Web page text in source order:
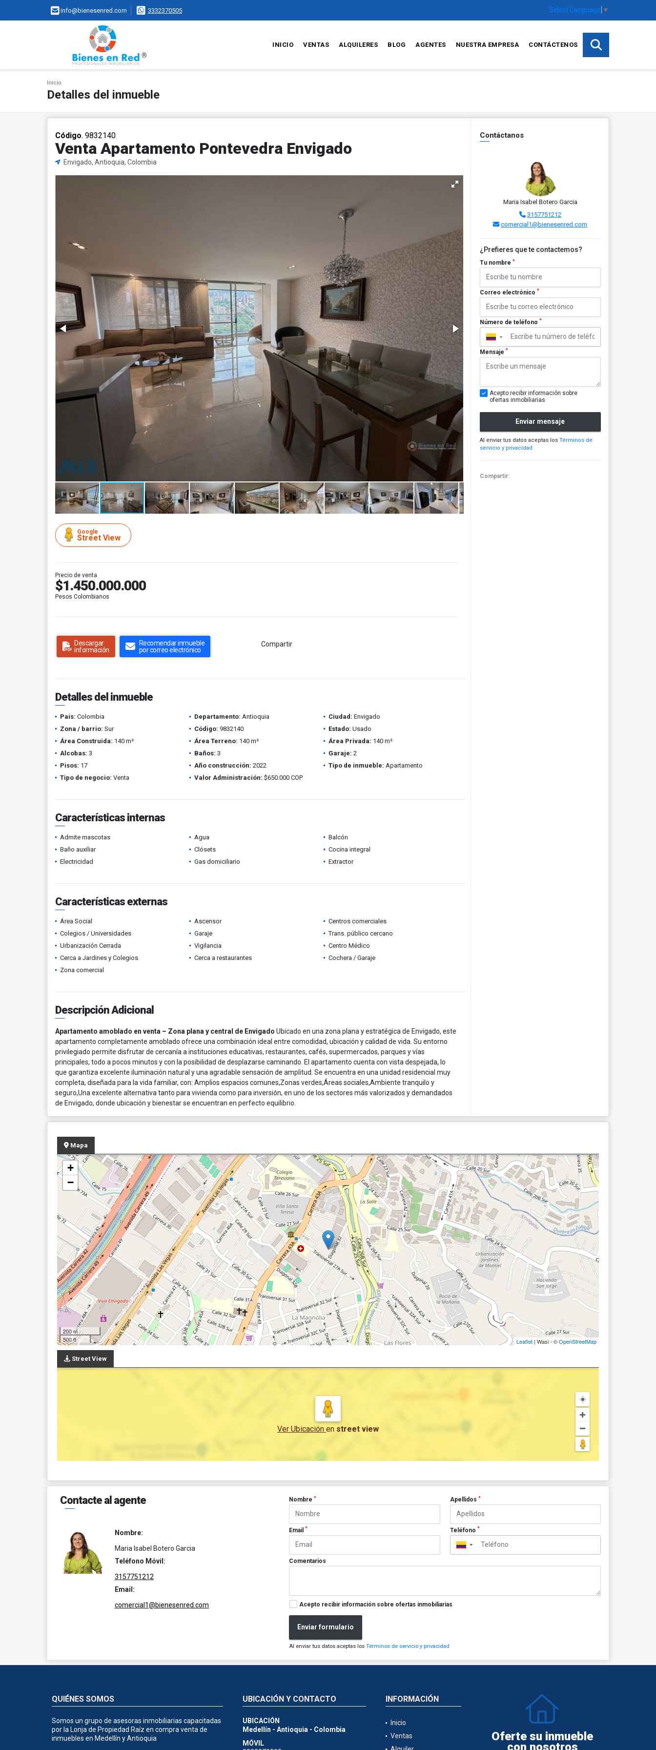
info@bienesenred.com 3332370505 Select Language ▼
INICIO VENTAS ALQUILERES BLOG AGENTES NUESTRA EMPRESA CONTÁCTENOS
Inicio
Detalles del inmueble
Código. 9832140
Venta Apartamento Pontevedra Envigado
Envigado, Antioquia, Colombia
Google
Street View
Precio de venta
$1.450.000.000
Pesos Colombianos
Descargar
información
Recomendar inmueble
por correo electrónico
Compartir
Detalles del inmueble
País: Colombia Departamento: Antioquia Ciudad: Envigado
Zona / barrio: Sur Código: 9832140 Estado: Usado
Área Construida: 140 m² Área Terreno: 140 m² Área Privada: 140 m²
Alcobas: 3 Baños: 3 Garaje: 2
Pisos: 17 Año construcción: 2022 Tipo de inmueble: Apartamento
Tipo de negocio: Venta Valor Administración: $650.000 COP
Características internas
Admite mascotas Agua
Balcón
Baño auxiliar
Clósets
Cocina integral
Electricidad
Gas domiciliario Extractor
Características externas
Área Social Ascensor
Centros comerciales
Colegios / Universidades
Garaje
Trans. público cercano
Urbanización Cerrada
Vigilancia
Centro Médico
Cerca a Jardines y Colegios
Cerca a restaurantes
Cochera / Garaje
Zona comercial
Descripción Adicional
Apartamento amoblado en venta – Zona plana y central de Envigado Ubicado en una zona plana y estratégica de Envigado, este
apartamento completamente amoblado ofrece una combinación ideal entre comodidad, ubicación y calidad de vida. Su entorno
privilegiado permite disfrutar de cercanía a instituciones educativas, restaurantes, cafés, supermercados, parques y vías
principales, todo a pocos minutos y con la posibilidad de desplazarse caminando. El apartamento cuenta con vista despejada, lo
que garantiza excelente iluminación natural y una agradable sensación de amplitud. Se encuentra en una unidad residencial muy
completa, diseñada para la vida familiar, con: Amplios espacios comunes,Zonas verdes,Áreas sociales,Ambiente tranquilo y
seguro,Una excelente alternativa tanto para vivienda como para inversión, en uno de los sectores más valorizados y demandados
de Envigado, donde ubicación y bienestar se encuentran en perfecto equilibrio.
Contáctanos
Maria Isabel Botero Garcia
3157751212
comercial1@bienesenred.com
¿Prefieres que te contactemos?
Tu nombre *
Correo electrónico *
Número de teléfono *
▼
Mensaje *
Acepto recibir información sobre
ofertas inmobiliarias
Enviar mensaje
Al enviar tus datos aceptas los Términos de
servicio y privacidad
Compartir:
Mapa
+
−
200 m
500 ft
Leaflet | Wasi - ©OpenStreetMap
Street View
Ver Ubicación en street view
Contacte al agente
Nombre:
Maria Isabel Botero Garcia
Teléfono Móvil:
3157751212
Email:
comercial1@bienesenred.com
Nombre* Apellidos *
Email* Teléfono *
▼
Comentarios
Acepto recibir información sobre ofertas inmobiliarias
Enviar formulario
Al enviar tus datos aceptas losTérminos de servicio y privacidad
QUIÉNES SOMOS
Somos un grupo de asesoras inmobiliarias capacitadas
por la Lonja de Propiedad Raíz en compra venta de
inmuebles en Medellín y Antioquia
UBICACIÓN Y CONTACTO
UBICACIÓN
Medellín - Antioquia - Colombia
MÓVIL
INFORMACIÓN
Inicio
Ventas
Oferte su inmueble
con nosotros